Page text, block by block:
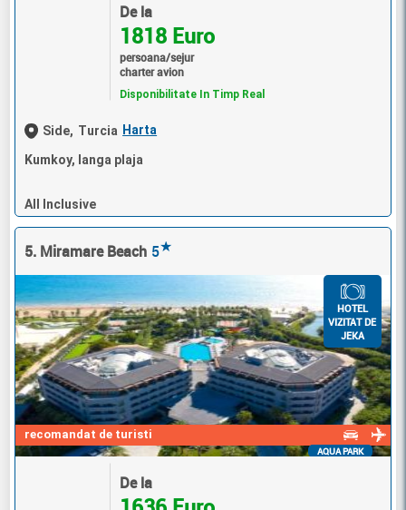
De la
1818 Euro
persoana/sejur
charter avion
Disponibilitate In Timp Real
Side, Turcia Harta
Kumkoy, langa plaja
All Inclusive
5. Miramare Beach 5★
recomandat de turisti
HOTEL
VIZITAT DE
JEKA
AQUA PARK
De la